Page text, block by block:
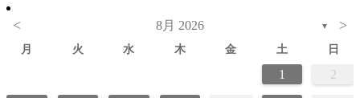
< 8月 2026 ▼ >
月 火 水 木 金 土 日
1 2